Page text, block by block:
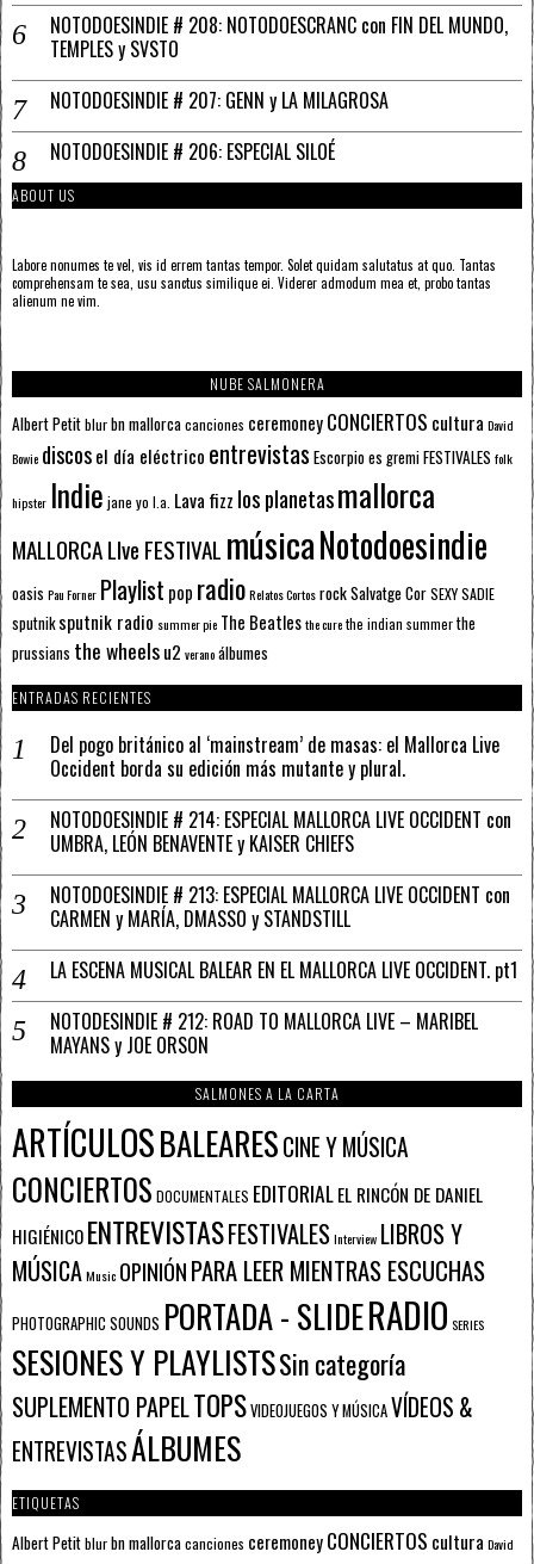
NOTODOESINDIE # 208: NOTODOESCRANC con FIN DEL MUNDO,
TEMPLES y SVSTO
NOTODOESINDIE # 207: GENN y LA MILAGROSA
NOTODOESINDIE # 206: ESPECIAL SILOÉ
ABOUT US
Labore nonumes te vel, vis id errem tantas tempor. Solet quidam salutatus at quo. Tantas
comprehensam te sea, usu sanctus similique ei. Viderer admodum mea et, probo tantas
alienum ne vim.
NUBE SALMONERA
Albert Petitblurbn mallorcacanciones ceremoneyCONCIERTOS cultura David
Bowie discosel día eléctrico entrevistas Escorpioes gremiFESTIVALES folk
hipster Indie jane yo l.a. Lava fizz los planetasmallorca
MALLORCA LIve FESTIVAL músicaNotodoesindie
oasis Pau Forner Playlist pop radioRelatos CortosrockSalvatge CorSEXY SADIE
sputnik sputnik radio summer pie The Beatlesthe curethe indian summerthe
prussians the wheelsu2 veranoálbumes
ENTRADAS RECIENTES
Del pogo británico al ‘mainstream’ de masas: el Mallorca Live
Occident borda su edición más mutante y plural.
NOTODOESINDIE # 214: ESPECIAL MALLORCA LIVE OCCIDENT con
UMBRA, LEÓN BENAVENTE y KAISER CHIEFS
NOTODOESINDIE # 213: ESPECIAL MALLORCA LIVE OCCIDENT con
CARMEN y MARÍA, DMASSO y STANDSTILL
LA ESCENA MUSICAL BALEAR EN EL MALLORCA LIVE OCCIDENT. pt1
NOTODESINDIE # 212: ROAD TO MALLORCA LIVE – MARIBEL
MAYANS y JOE ORSON
SALMONES A LA CARTA
ARTÍCULOSBALEARESCINE Y MÚSICA
CONCIERTOS DOCUMENTALES EDITORIALEL RINCÓN DE DANIEL
HIGIÉNICOENTREVISTASFESTIVALESInterview LIBROS Y
MÚSICAMusic OPINIÓNPARA LEER MIENTRAS ESCUCHAS
PHOTOGRAPHIC SOUNDS PORTADA - SLIDERADIO SERIES
SESIONES Y PLAYLISTSSin categoría
SUPLEMENTO PAPELTOPSVIDEOJUEGOS Y MÚSICAVÍDEOS &
ENTREVISTASÁLBUMES
ETIQUETAS
Albert Petitblurbn mallorcacanciones ceremoneyCONCIERTOS cultura David